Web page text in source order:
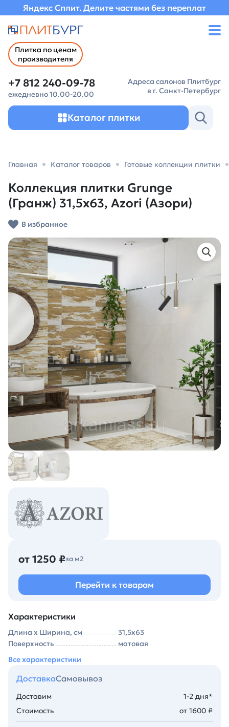
Яндекс Сплит. Делите частями без переплат
Плитка по ценам
производителя
+7 812 240-09-78
ежедневно 10.00-20.00
Адреса салонов Плитбург
в г. Санкт-Петербург
Каталог плитки
Главная Каталог товаров Готовые коллекции плитки
Коллекция плитки Grunge
(Гранж) 31,5х63, Azori (Азори)
В избранное
от 1250 ₽за м2
Перейти к товарам
Характеристики
Длина х Ширина, см
31,5х63
Поверхность
матовая
Все характеристики
ДоставкаСамовывоз
Доставим
1-2 дня*
Стоимость
от 1600 ₽